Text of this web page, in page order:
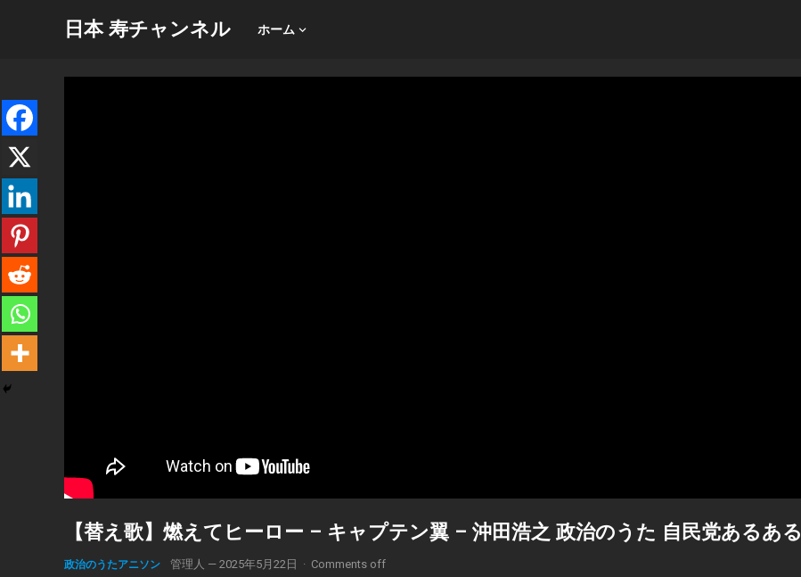
日本 寿チャンネル ホーム
【替え歌】燃えてヒーロー – キャプテン翼 – 沖田浩之 政治のうた 自民党あるある
政治のうたアニソン 管理人 — 2025年5月22日 · Comments off